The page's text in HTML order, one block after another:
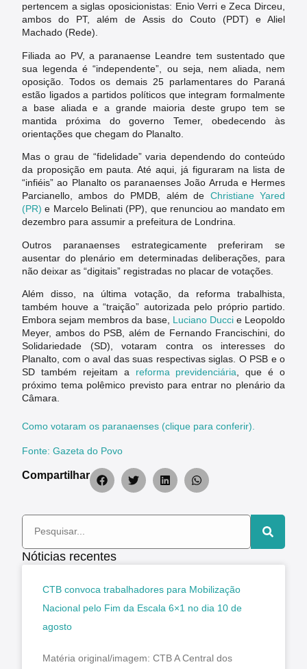
pertencem a siglas oposicionistas: Enio Verri e Zeca Dirceu,
ambos do PT, além de Assis do Couto (PDT) e Aliel
Machado (Rede).
Filiada ao PV, a paranaense Leandre tem sustentado que
sua legenda é “independente”, ou seja, nem aliada, nem
oposição. Todos os demais 25 parlamentares do Paraná
estão ligados a partidos políticos que integram formalmente
a base aliada e a grande maioria deste grupo tem se
mantida próxima do governo Temer, obedecendo às
orientações que chegam do Planalto.
Mas o grau de “fidelidade” varia dependendo do conteúdo
da proposição em pauta. Até aqui, já figuraram na lista de
“infiéis” ao Planalto os paranaenses João Arruda e Hermes
Parcianello, ambos do PMDB, além de Christiane Yared
(PR) e Marcelo Belinati (PP), que renunciou ao mandato em
dezembro para assumir a prefeitura de Londrina.
Outros paranaenses estrategicamente preferiram se
ausentar do plenário em determinadas deliberações, para
não deixar as “digitais” registradas no placar de votações.
Além disso, na última votação, da reforma trabalhista,
também houve a “traição” autorizada pelo próprio partido.
Embora sejam membros da base, Luciano Ducci e Leopoldo
Meyer, ambos do PSB, além de Fernando Francischini, do
Solidariedade (SD), votaram contra os interesses do
Planalto, com o aval das suas respectivas siglas. O PSB e o
SD também rejeitam a reforma previdenciária , que é o
próximo tema polêmico previsto para entrar no plenário da
Câmara.
Como votaram os paranaenses (clique para conferir).
Fonte: Gazeta do Povo
Compartilhar
Nóticias recentes
CTB convoca trabalhadores para Mobilização
Nacional pelo Fim da Escala 6×1 no dia 10 de
agosto
Matéria original/imagem: CTB A Central dos